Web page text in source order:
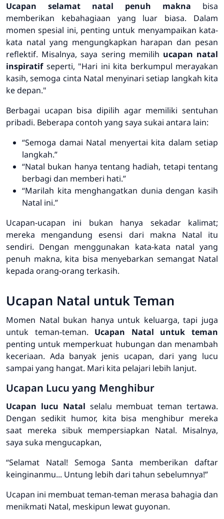
Ucapan selamat natal penuh makna bisa
memberikan kebahagiaan yang luar biasa. Dalam
momen spesial ini, penting untuk menyampaikan kata-
kata natal yang mengungkapkan harapan dan pesan
reflektif. Misalnya, saya sering memilih ucapan natal
inspiratifseperti, "Hari ini kita berkumpul merayakan
kasih, semoga cinta Natal menyinari setiap langkah kita
ke depan."
Berbagai ucapan bisa dipilih agar memiliki sentuhan
pribadi. Beberapa contoh yang saya sukai antara lain:
“Semoga damai Natal menyertai kita dalam setiap
langkah.”
“Natal bukan hanya tentang hadiah, tetapi tentang
berbagi dan memberi hati.”
“Marilah kita menghangatkan dunia dengan kasih
Natal ini.”
Ucapan-ucapan ini bukan hanya sekadar kalimat;
mereka mengandung esensi dari makna Natal itu
sendiri. Dengan menggunakan kata-kata natal yang
penuh makna, kita bisa menyebarkan semangat Natal
kepada orang-orang terkasih.
Ucapan Natal untuk Teman
Momen Natal bukan hanya untuk keluarga, tapi juga
untuk teman-teman. Ucapan Natal untuk teman
penting untuk memperkuat hubungan dan menambah
keceriaan. Ada banyak jenis ucapan, dari yang lucu
sampai yang hangat. Mari kita pelajari lebih lanjut.
Ucapan Lucu yang Menghibur
Ucapan lucu Natal selalu membuat teman tertawa.
Dengan sedikit humor, kita bisa menghibur mereka
saat mereka sibuk mempersiapkan Natal. Misalnya,
saya suka mengucapkan,
“Selamat Natal! Semoga Santa memberikan daftar
keinginanmu... Untung lebih dari tahun sebelumnya!”
Ucapan ini membuat teman-teman merasa bahagia dan
menikmati Natal, meskipun lewat guyonan.